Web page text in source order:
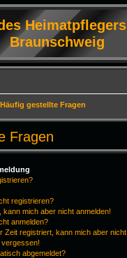
Braunschweig
Häufig gestellte Fragen
Fragen
registrieren?
kann mich aber nicht anmelden!
anmelden?
Zeit registriert, kann mich aber
abgemeldet?